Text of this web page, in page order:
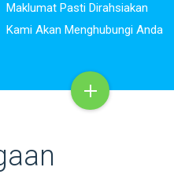
Maklumat Pasti Dirahsiakan
Kami Akan Menghubungi Anda